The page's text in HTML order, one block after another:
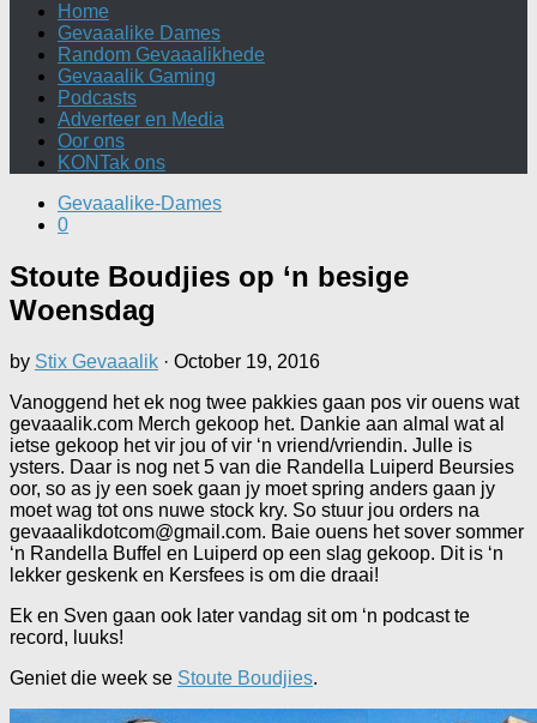
Home
Gevaaalike Dames
Random Gevaaalikhede
Gevaaalik Gaming
Podcasts
Adverteer en Media
Oor ons
KONTak ons
Gevaaalike-Dames
0
Stoute Boudjies op ‘n besige
Woensdag
by Stix Gevaaalik · October 19, 2016
Vanoggend het ek nog twee pakkies gaan pos vir ouens wat
gevaaalik.com Merch gekoop het. Dankie aan almal wat al
ietse gekoop het vir jou of vir ‘n vriend/vriendin. Julle is
ysters. Daar is nog net 5 van die Randella Luiperd Beursies
oor, so as jy een soek gaan jy moet spring anders gaan jy
moet wag tot ons nuwe stock kry. So stuur jou orders na
gevaaalikdotcom@gmail.com. Baie ouens het sover sommer
‘n Randella Buffel en Luiperd op een slag gekoop. Dit is ‘n
lekker geskenk en Kersfees is om die draai!
Ek en Sven gaan ook later vandag sit om ‘n podcast te
record, luuks!
Geniet die week se Stoute Boudjies.